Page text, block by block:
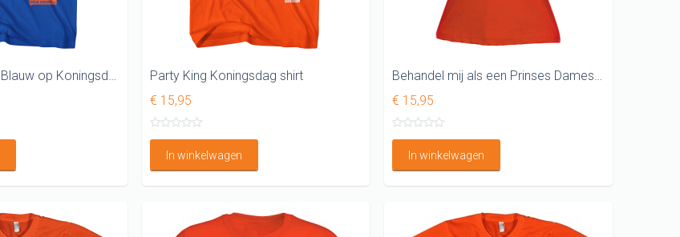
Nuchter en toch Blauw op Koningsdag shirt
Party King Koningsdag shirt
€ 15,95
In winkelwagen
Behandel mij als een Prinses Dames shirt
€ 15,95
In winkelwagen